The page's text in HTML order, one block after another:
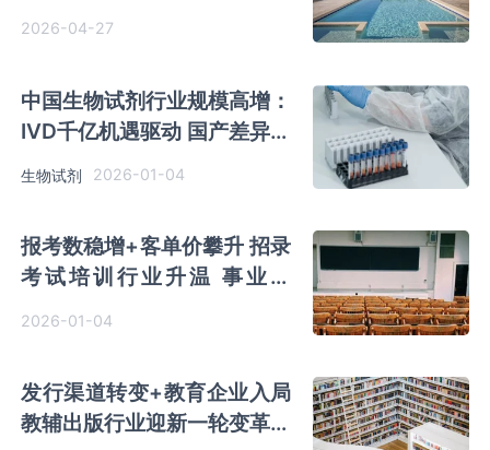
恢复增长
2026-04-27
中国生物试剂行业规模高增：
IVD千亿机遇驱动 国产差异化
生物试剂 2026-01-04
报考数稳增+客单价攀升 招录
考试培训行业升温 事业单
2026-01-04
发行渠道转变+教育企业入局
教辅出版行业迎新一轮变革期